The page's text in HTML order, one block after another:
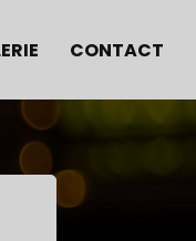
CONTACT